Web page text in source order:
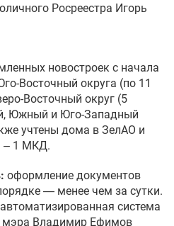
Росреестра Игорь
новостроек с начала
Восточный округа (по 11
Восточный округ (5
Южный и Юго-Западный
учтены дома в ЗелАО и
– 1 МКД.
оформление документов
— менее чем за сутки.
система
мэра Владимир Ефимов